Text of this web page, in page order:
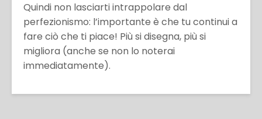
Quindi non lasciarti intrappolare dal
perfezionismo: l’importante è che tu continui a
fare ciò che ti piace! Più si disegna, più si
migliora (anche se non lo noterai
immediatamente).